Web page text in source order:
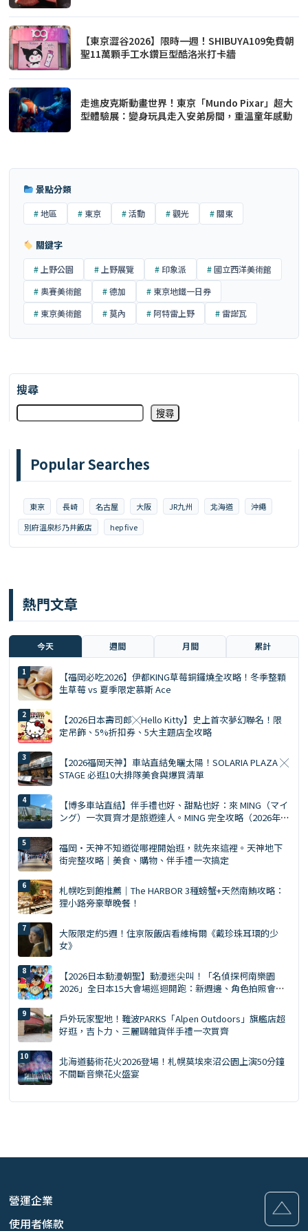
【東京澀谷2026】限時一週！SHIBUYA109免費朝
聖11萬顆手工水鑽巨型酷洛米打卡牆
走進皮克斯動畫世界！東京「Mundo Pixar」超大
型體驗展：變身玩具走入安弟房間，重溫童年感動
景點分類
地區 東京 活動 觀光 關東
關鍵字
上野公園 上野展覽 印象派
國立西洋美術館
奧賽美術館
德加
東京地鐵一日券
東京美術館
莫內 阿特雷上野 雷諾瓦
搜尋
搜尋
Popular Searches
東京 長崎 名古屋 大阪 JR九州 北海道
沖繩
別府溫泉杉乃井飯店
hep five
熱門文章
今天 週間 月間 累計
【福岡必吃2026】伊都KING草莓銅鑼燒全攻略！冬季整顆
生草莓 vs 夏季限定慕斯 Ace
【2026日本壽司郎╳Hello Kitty】史上首次夢幻聯名！限
定吊飾、5%折扣券、5大主題店全攻略
【2026福岡天神】車站直結免曬太陽！SOLARIA PLAZA ╳
STAGE 必逛10大排隊美食與爆買清單
【博多車站直結】伴手禮也好、甜點也好：來 MING（マイ
ング）一次買齊才是旅遊達人。MING 完全攻略（2026年
福岡・天神不知道從哪裡開始逛，就先來這裡。天神地下
街完整攻略｜美食、購物、伴手禮一次搞定
札幌吃到飽推薦｜The HARBOR 3種螃蟹+天然南鮪攻略：
狸小路旁豪華晚餐！
大阪限定約5週！住京阪飯店看維梅爾《戴珍珠耳環的少
女》
【2026日本動漫朝聖】動漫迷尖叫！「名偵探柯南樂園
2026」全日本15大會場巡迴開跑：新週邊、角色拍照會、
戶外玩家聖地！難波PARKS「Alpen Outdoors」旗艦店超
好逛，吉卜力、三麗鷗雜貨伴手禮一次買齊
北海道藝術花火2026登場！札幌莫埃來沼公園上演50分鐘
不間斷音樂花火盛宴
營運企業
使用者條款